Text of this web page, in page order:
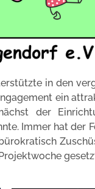
in den
ein
der
Immer hat der